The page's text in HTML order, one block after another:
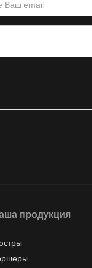
продукция